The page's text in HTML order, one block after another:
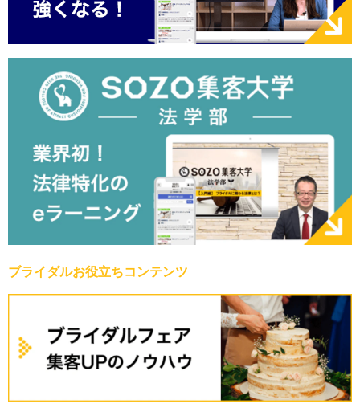
ブライダルお役立ちコンテンツ